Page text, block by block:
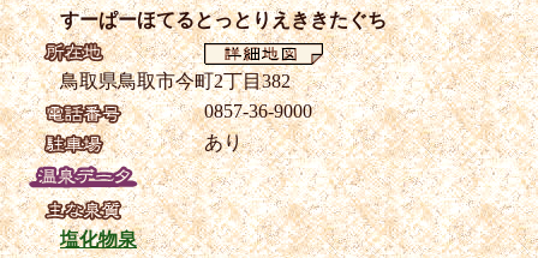
すーぱーほてるとっとりえききたぐち
鳥取県鳥取市今町2丁目382
0857-36-9000
あり
塩化物泉